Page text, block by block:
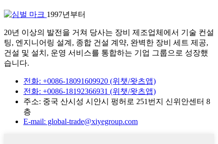
1997년부터
20년 이상의 발전을 거쳐 당사는 장비 제조업체에서 기술 컨설
팅, 엔지니어링 설계, 종합 건설 계약, 완벽한 장비 세트 제공,
건설 및 설치, 운영 서비스를 통합하는 기업 그룹으로 성장했
습니다.
전화: +0086-18091609920 (위챗/왓츠앱)
전화: +0086-18192366931 (위챗/왓츠앱)
주소: 중국 산시성 시안시 펑허로 251번지 신위안센터 8
층
E-mail: global-trade@xiyegroup.com